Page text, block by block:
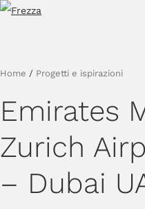
Skip to main content
Progetti e
Azienda
Magazine
Home / Progetti e ispirazioni
Emirates
Zurich
– Dubai